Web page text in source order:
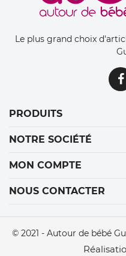
Le plus grand choix
PRODUITS
NOTRE SOCIÉTÉ
MON COMPTE
NOUS CONTACTER
© 2021 - Autour de bébé